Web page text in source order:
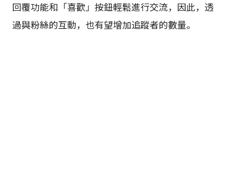
回覆功能和「喜歡」按鈕輕鬆進行交流，因此，透
過與粉絲的互動，也有望增加追蹤者的數量。